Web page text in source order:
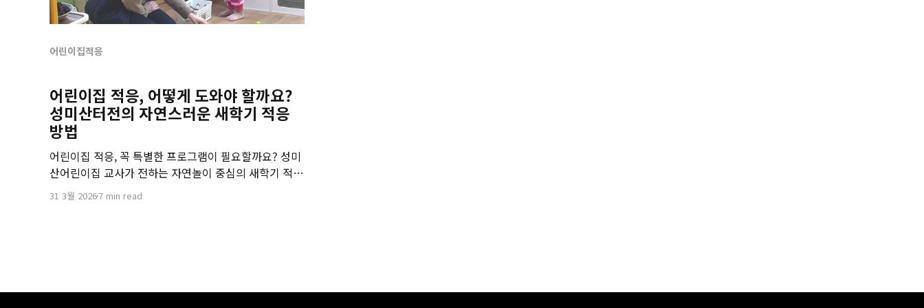
어린이집적응
어린이집 적응, 어떻게 도와야 할까요?
성미산터전의 자연스러운 새학기 적응
방법
어린이집 적응, 꼭 특별한 프로그램이 필요할까요? 성미
산어린이집 교사가 전하는 자연놀이 중심의 새학기 적응
방법을 소개합니다.
31 3월 20267 min read